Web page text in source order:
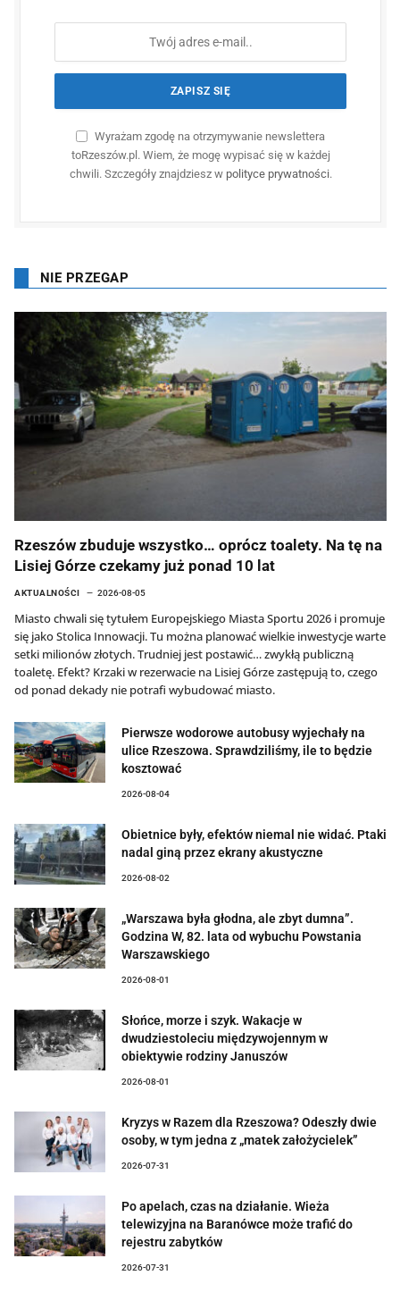
Wyrażam zgodę na otrzymywanie newslettera
toRzeszów.pl. Wiem, że mogę wypisać się w każdej
chwili. Szczegóły znajdziesz w polityce prywatności.
NIE PRZEGAP
Rzeszów zbuduje wszystko… oprócz toalety. Na tę na
Lisiej Górze czekamy już ponad 10 lat
AKTUALNOŚCI 2026-08-05
Miasto chwali się tytułem Europejskiego Miasta Sportu 2026 i promuje
się jako Stolica Innowacji. Tu można planować wielkie inwestycje warte
setki milionów złotych. Trudniej jest postawić… zwykłą publiczną
toaletę. Efekt? Krzaki w rezerwacie na Lisiej Górze zastępują to, czego
od ponad dekady nie potrafi wybudować miasto.
Pierwsze wodorowe autobusy wyjechały na
ulice Rzeszowa. Sprawdziliśmy, ile to będzie
kosztować
2026-08-04
Obietnice były, efektów niemal nie widać. Ptaki
nadal giną przez ekrany akustyczne
2026-08-02
„Warszawa była głodna, ale zbyt dumna”.
Godzina W, 82. lata od wybuchu Powstania
Warszawskiego
2026-08-01
Słońce, morze i szyk. Wakacje w
dwudziestoleciu międzywojennym w
obiektywie rodziny Januszów
2026-08-01
Kryzys w Razem dla Rzeszowa? Odeszły dwie
osoby, w tym jedna z „matek założycielek”
2026-07-31
Po apelach, czas na działanie. Wieża
telewizyjna na Baranówce może trafić do
rejestru zabytków
2026-07-31